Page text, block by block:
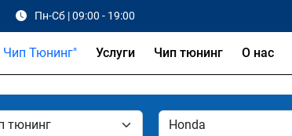
Пн-Сб | 09:00 - 19:00
Услуги Чип тюнинг О нас